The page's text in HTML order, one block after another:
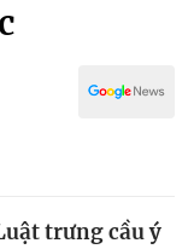
trưng cầu ý